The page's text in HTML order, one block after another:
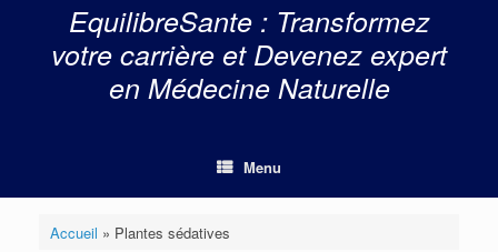
EquilibreSante : Transformez
votre carrière et Devenez expert
en Médecine Naturelle
Menu
Accueil » Plantes sédatives